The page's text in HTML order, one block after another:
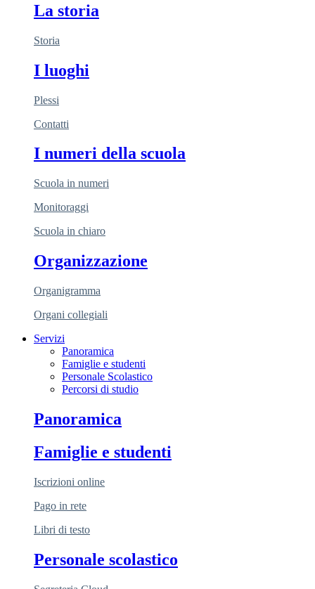
La storia
Storia
I luoghi
Plessi
Contatti
I numeri della scuola
Scuola in numeri
Monitoraggi
Scuola in chiaro
Organizzazione
Organigramma
Organi collegiali
Servizi
Panoramica
Famiglie e studenti
Personale Scolastico
Percorsi di studio
Panoramica
Famiglie e studenti
Iscrizioni online
Pago in rete
Libri di testo
Personale scolastico